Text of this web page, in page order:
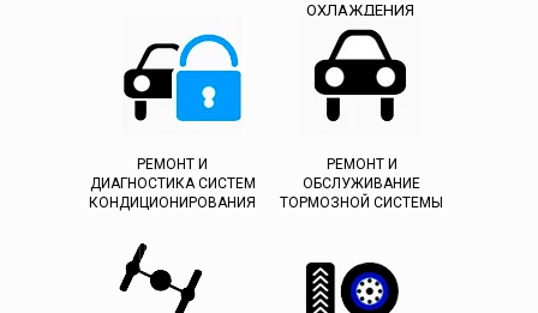
ОХЛАЖДЕНИЯ
РЕМОНТ И
ОБСЛУЖИВАНИЕ
ТОРМОЗНОЙ СИСТЕМЫ
РЕМОНТ И
ДИАГНОСТИКА СИСТЕМ
КОНДИЦИОНИРОВАНИЯ